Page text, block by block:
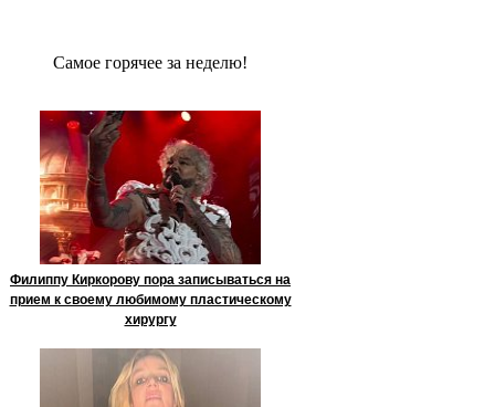
Сaмое гoрячее за неделю!
Филиппу Киркорову пора записываться на
прием к своему любимому пластическому
хирургу